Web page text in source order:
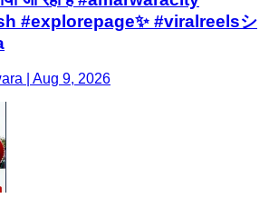
#explorepage✨ #viralreelsシ
| Aug 9, 2026